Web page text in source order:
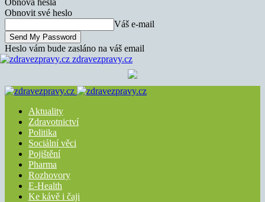
Obnova hesla
Obnovit své heslo
Váš e-mail
Heslo vám bude zasláno na váš email
zdravezpravy.cz
Aktuality
Zdravotnictví
Politika
Sociální věci
Pojištění
Pharma
Rozhovory
E-Health
Ke kávě i čaji